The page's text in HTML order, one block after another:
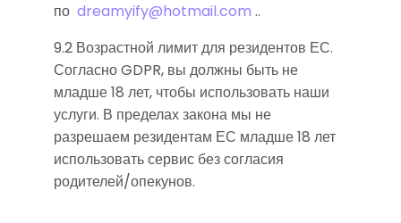
по dreamyify@hotmail.com ..
9.2 Возрастной лимит для резидентов ЕС.
Согласно GDPR, вы должны быть не
младше 18 лет, чтобы использовать наши
услуги. В пределах закона мы не
разрешаем резидентам ЕС младше 18 лет
использовать сервис без согласия
родителей/опекунов.